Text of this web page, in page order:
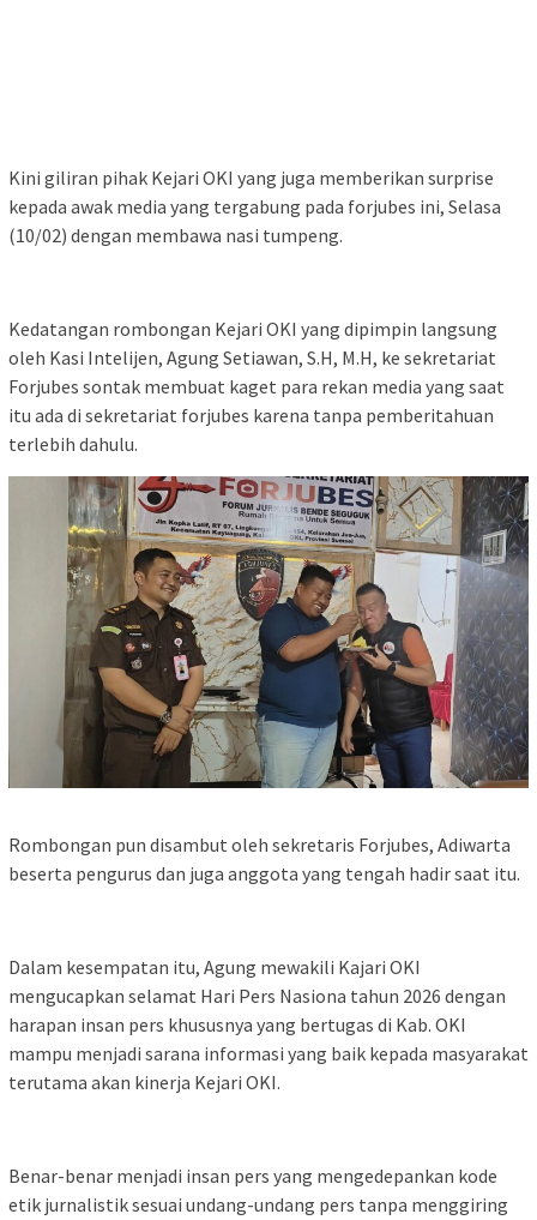
Kini giliran pihak Kejari OKI yang juga memberikan surprise
kepada awak media yang tergabung pada forjubes ini, Selasa
(10/02) dengan membawa nasi tumpeng.
Kedatangan rombongan Kejari OKI yang dipimpin langsung
oleh Kasi Intelijen, Agung Setiawan, S.H, M.H, ke sekretariat
Forjubes sontak membuat kaget para rekan media yang saat
itu ada di sekretariat forjubes karena tanpa pemberitahuan
terlebih dahulu.
Rombongan pun disambut oleh sekretaris Forjubes, Adiwarta
beserta pengurus dan juga anggota yang tengah hadir saat itu.
Dalam kesempatan itu, Agung mewakili Kajari OKI
mengucapkan selamat Hari Pers Nasiona tahun 2026 dengan
harapan insan pers khususnya yang bertugas di Kab. OKI
mampu menjadi sarana informasi yang baik kepada masyarakat
terutama akan kinerja Kejari OKI.
Benar-benar menjadi insan pers yang mengedepankan kode
etik jurnalistik sesuai undang-undang pers tanpa menggiring